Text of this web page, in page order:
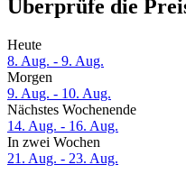
Überprüfe die
Heute
8. Aug. - 9. Aug.
Morgen
9. Aug. - 10. Aug.
Nächstes Wochenende
14. Aug. - 16. Aug.
In zwei Wochen
21. Aug. - 23. Aug.